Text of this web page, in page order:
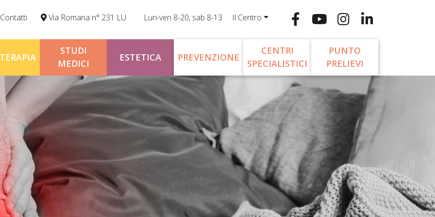
Contatti Via Romana n° 231 LU Lun-ven 8-20, sab 8-13 Il Centro
STUDI
MEDICI
ESTETICA PREVENZIONE
CENTRI
SPECIALISTICI
PUNTO
PRELIEVI